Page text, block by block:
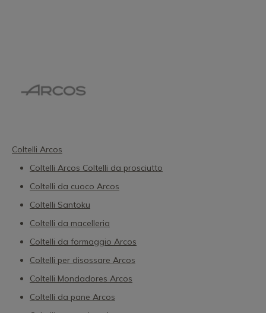
Coltelli Arcos
Coltelli Arcos Coltelli da prosciutto
Coltelli da cuoco Arcos
Coltelli Santoku
Coltelli da macelleria
Coltelli da formaggio Arcos
Coltelli per disossare Arcos
Coltelli Mondadores Arcos
Coltelli da pane Arcos